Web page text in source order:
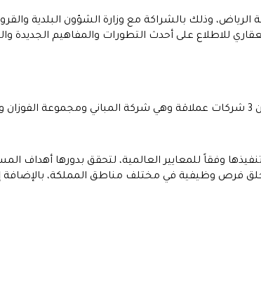
وذلك بالشراكة مع وزارة الشؤون البلدية
على أحدث التطورات والمفاهيم الجديدة
تم تأسيس شركة شمول القابضة في عام 2014 من خلال شراكة سعودية كويتية بين 3 شركات عملاقة وهي
وفقاً للمعايير العالمية، لتحقق بدورها أهداف
خلق فرص وظيفية في مختلف مناطق المملكة، بالإضافة